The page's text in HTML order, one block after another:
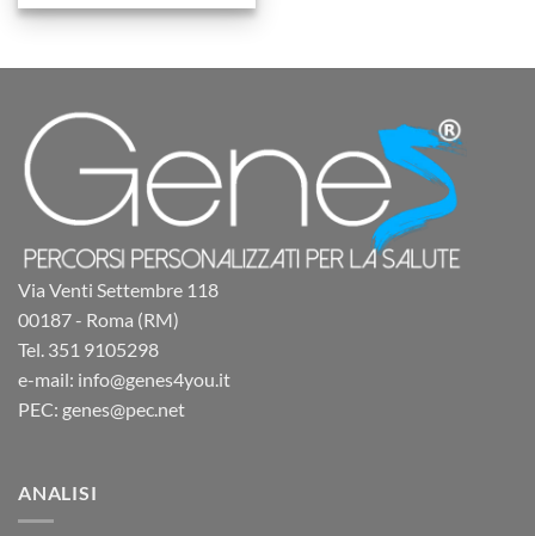
Via Venti Settembre 118
00187 - Roma (RM)
Tel. 351 9105298
e-mail: info@genes4you.it
PEC: genes@pec.net
ANALISI